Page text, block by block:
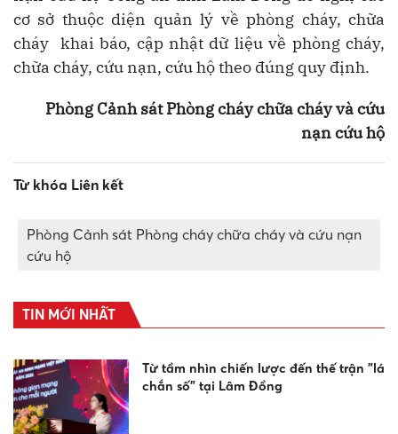
cơ sở thuộc diện quản lý về phòng cháy, chữa
cháy khai báo, cập nhật dữ liệu về phòng cháy,
chữa cháy, cứu nạn, cứu hộ theo đúng quy định.
PhòngCảnh sát Phòng cháy chữa cháy và cứu
nạn cứu hộ
Từ khóa Liên kết
Phòng Cảnh sát Phòng cháy chữa cháy và cứu nạn
cứu hộ
TIN MỚI NHẤT
Từ tầm nhìn chiến lược đến thế trận "lá
chắn số" tại Lâm Đồng